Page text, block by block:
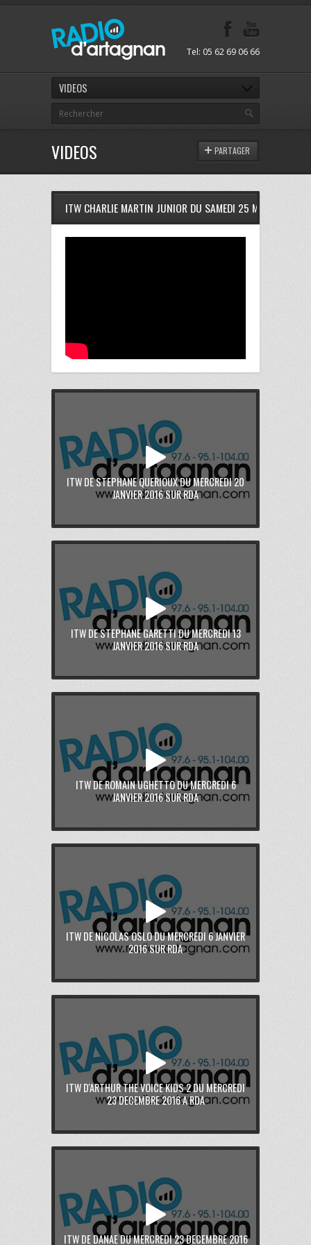
Tel: 05 62 69 06 66
VIDEOS
VIDEOS PARTAGER
ITW CHARLIE MARTIN JUNIOR DU SAMEDI 25 MAI 2013 A
ITW DE STEPHANE QUERIOUX DU MERCREDI 20
JANVIER 2016 SUR RDA
ITW DE STEPHANE GARETTI DU MERCREDI 13
JANVIER 2016 SUR RDA
ITW DE ROMAIN UGHETTO DU MERCREDI 6
JANVIER 2016 SUR RDA
ITW DE NICOLAS OSLO DU MERCREDI 6 JANVIER
2016 SUR RDA
ITW D'ARTHUR THE VOICE KIDS 2 DU MERCREDI
23 DECEMBRE 2016 A RDA
ITW DE DANAE DU MERCREDI 23 DECEMBRE 2016